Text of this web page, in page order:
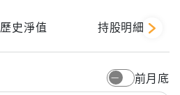
歷史淨值 持股明細
前月底